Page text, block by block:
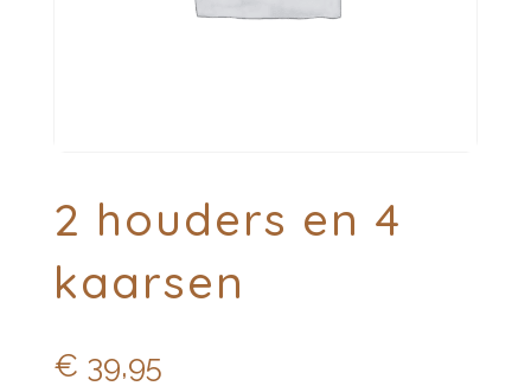
2 houders en 4
kaarsen
€ 39,95